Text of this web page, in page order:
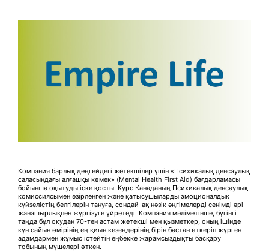
Компания барлық деңгейдегі жетекшілер үшін «Психикалық денсаулық
саласындағы алғашқы көмек» (Mental Health First Aid) бағдарламасы
бойынша оқытуды іске қосты. Курс Канаданың Психикалық денсаулық
комиссиясымен әзірленген және қатысушыларды эмоционалдық
күйзелістің белгілерін тануға, сондай-ақ нәзік әңгімелерді сенімді әрі
жанашырлықпен жүргізуге үйретеді. Компания мәліметінше, бүгінгі
таңда бұл оқудан 70-тен астам жетекші мен қызметкер, оның ішінде
күн сайын өмірінің ең қиын кезеңдерінің бірін бастан өткеріп жүрген
адамдармен жұмыс істейтін еңбекке жарамсыздықты басқару
тобының мүшелері өткен.